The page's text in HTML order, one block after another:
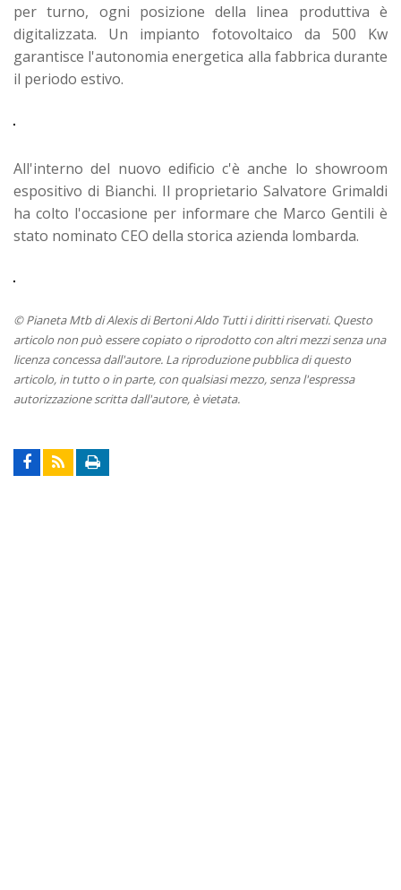
per turno, ogni posizione della linea produttiva è
digitalizzata. Un impianto fotovoltaico da 500 Kw
garantisce l'autonomia energetica alla fabbrica durante
il periodo estivo.
All'interno del nuovo edificio c'è anche lo showroom
espositivo di Bianchi. Il proprietario Salvatore Grimaldi
ha colto l'occasione per informare che Marco Gentili è
stato nominato CEO della storica azienda lombarda.
© Pianeta Mtb di Alexis di Bertoni Aldo Tutti i diritti riservati. Questo
articolo non può essere copiato o riprodotto con altri mezzi senza una
licenza concessa dall'autore. La riproduzione pubblica di questo
articolo, in tutto o in parte, con qualsiasi mezzo, senza l'espressa
autorizzazione scritta dall'autore, è vietata.